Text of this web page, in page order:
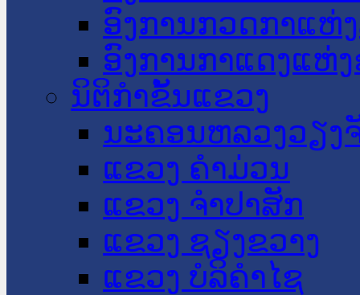
ອົງການກວດກາແຫ່
ອົງການກາແດງແຫ່
ນິຕິກໍາຂັ້ນແຂວງ
ນະ​ຄອນ​ຫລວງວຽງ
ແຂວງ ຄໍາມ່ວນ
ແຂວງ ຈໍາປາສັກ
ແຂວງ ຊຽງຂວາງ
ແຂວງ ບໍລິຄໍາໄຊ